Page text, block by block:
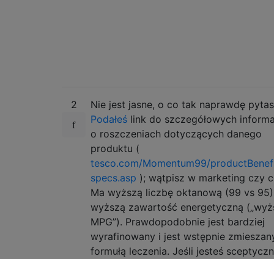
2
Nie jest jasne, o co tak naprawdę
Podałeś link do szczegółowych
o roszczeniach dotyczących danego
produktu (
tesco.com/Momentum99/
specs.asp ); wątpisz w marketing czy
Ma wyższą liczbę oktanową (99 vs
wyższą zawartość energetyczną
MPG”). Prawdopodobnie jest bardziej
wyrafinowany i jest wstępnie
formułą leczenia. Jeśli jesteś